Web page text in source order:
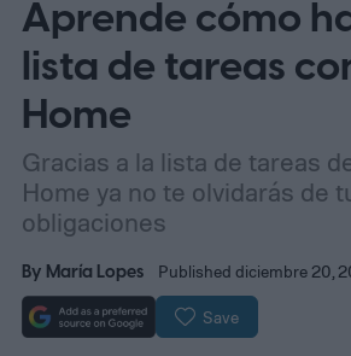
Aprende cómo
lista de tareas
Home
Gracias a la lista de tareas
Home ya no te olvidarás de
obligaciones
By María Lopes Published diciembre 20,
Save